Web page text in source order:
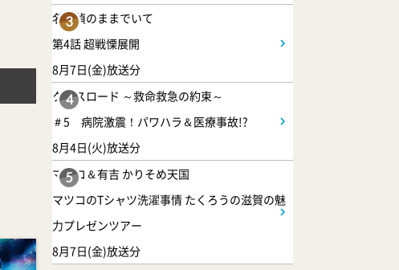
3
名探偵のままでいて
第4話 超戦慄展開
8月7日(金)放送分
4
クロスロード ～救命救急の約束～
＃5 病院激震！パワハラ＆医療事故!?
8月4日(火)放送分
5
マツコ＆有吉 かりそめ天国
マツコのTシャツ洗濯事情 たくろうの滋賀の魅
力プレゼンツアー
8月7日(金)放送分